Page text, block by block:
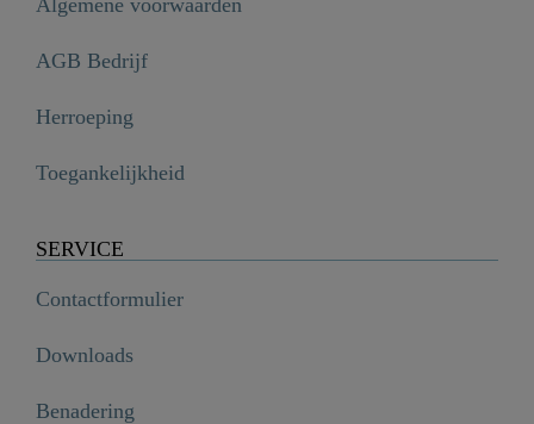
AGB Bedrijf
Herroeping
Toegankelijkheid
SERVICE
Contactformulier
Downloads
Benadering